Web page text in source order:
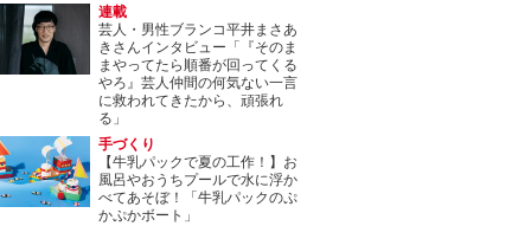
連載
芸人・男性ブランコ平井まさあ
きさんインタビュー「『そのま
まやってたら順番が回ってくる
やろ』芸人仲間の何気ない一言
に救われてきたから、頑張れ
る」
手づくり
【牛乳パックで夏の工作！】お
風呂やおうちプールで水に浮か
べてあそぼ！「牛乳パックのぷ
かぷかボート」